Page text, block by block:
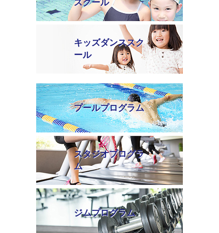
スクール
キッズダンススク
ール
プールプログラム
スタジオプログラ
ム
ジムプログラム